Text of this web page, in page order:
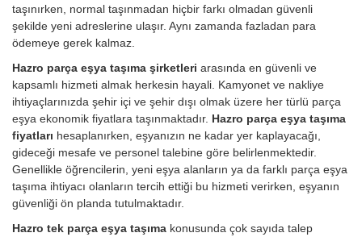
taşınırken, normal taşınmadan hiçbir farkı olmadan güvenli
şekilde yeni adreslerine ulaşır. Aynı zamanda fazladan para
ödemeye gerek kalmaz.
Hazro parça eşya taşıma şirketleri arasında en güvenli ve
kapsamlı hizmeti almak herkesin hayali. Kamyonet ve nakliye
ihtiyaçlarınızda şehir içi ve şehir dışı olmak üzere her türlü parça
eşya ekonomik fiyatlara taşınmaktadır. Hazro parça eşya taşıma
fiyatları hesaplanırken, eşyanızın ne kadar yer kaplayacağı,
gideceği mesafe ve personel talebine göre belirlenmektedir.
Genellikle öğrencilerin, yeni eşya alanların ya da farklı parça eşya
taşıma ihtiyacı olanların tercih ettiği bu hizmeti verirken, eşyanın
güvenliği ön planda tutulmaktadır.
Hazro tek parça eşya taşıma konusunda çok sayıda talep